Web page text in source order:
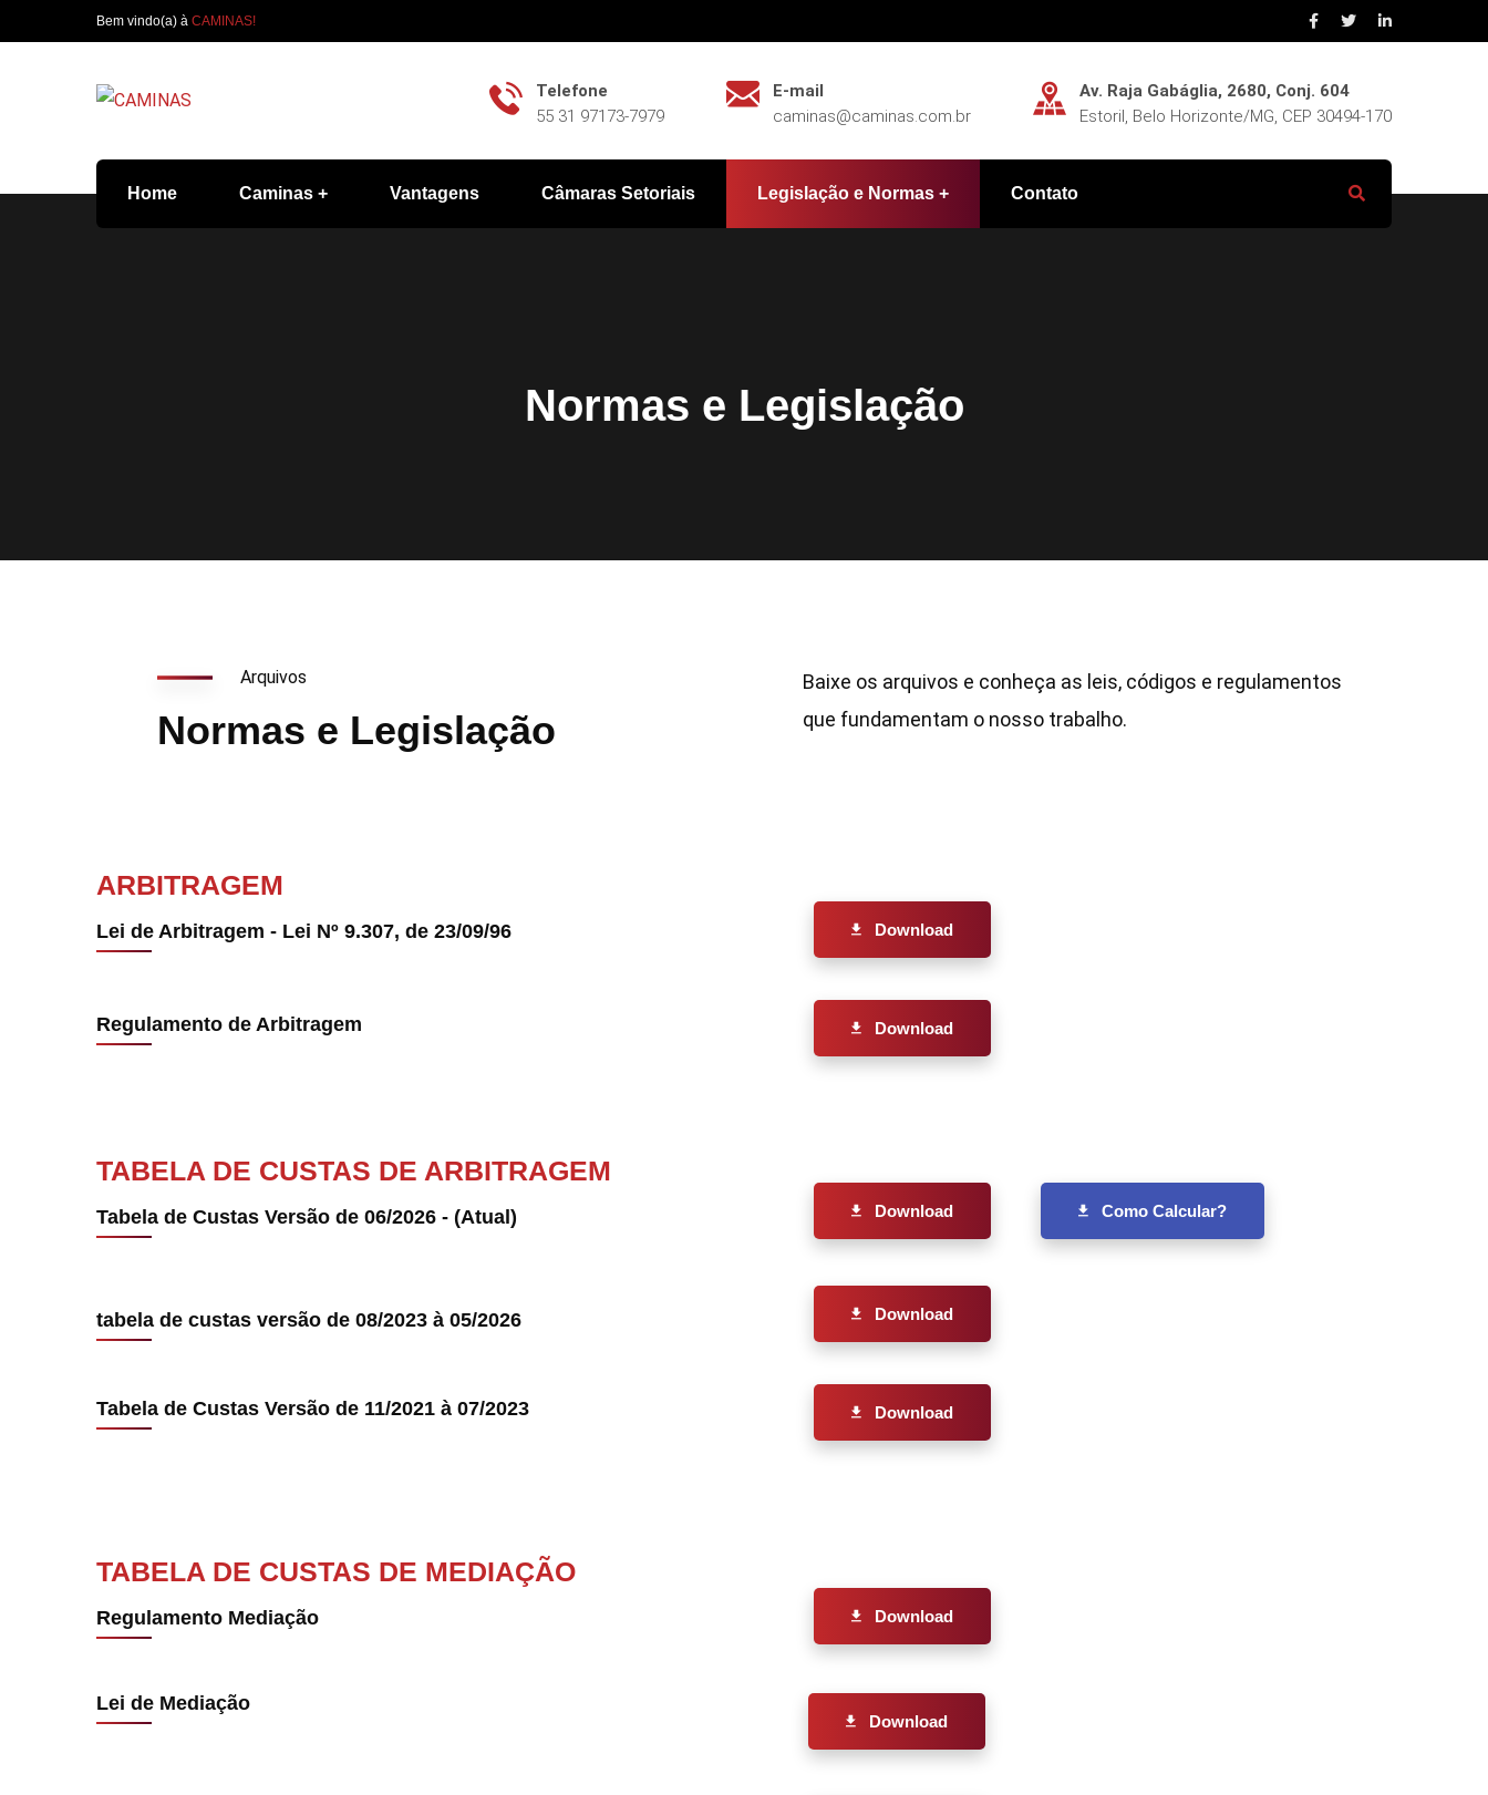
Bem vindo(a) à CAMINAS!
Telefone
55 31 97173-7979
E-mail
caminas@caminas.com.br
Av. Raja Gabáglia, 2680, Conj. 604
Estoril, Belo Horizonte/MG, CEP 30494-170
Home Caminas Vantagens Câmaras Setoriais Legislação e Normas Contato
Normas e Legislação
Arquivos
Normas e Legislação
Baixe os arquivos e conheça as leis, códigos e regulamentos
que fundamentam o nosso trabalho.
ARBITRAGEM
Lei de Arbitragem - Lei Nº 9.307, de 23/09/96 Download
Regulamento de Arbitragem Download
TABELA DE CUSTAS DE ARBITRAGEM
Tabela de Custas Versão de 06/2026 - (Atual) Download Como Calcular?
tabela de custas versão de 08/2023 à 05/2026 Download
Tabela de Custas Versão de 11/2021 à 07/2023 Download
TABELA DE CUSTAS DE MEDIAÇÃO
Regulamento Mediação Download
Lei de Mediação
Download